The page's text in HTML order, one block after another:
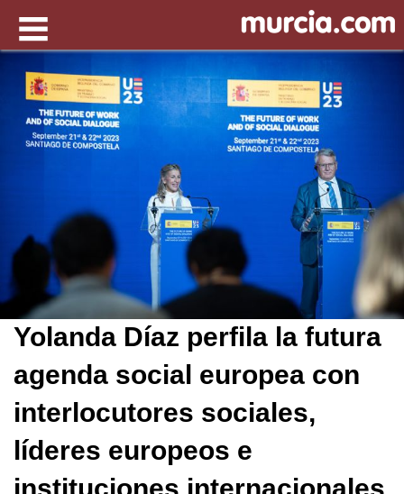
Yolanda Díaz perfila la futura
agenda social europea con
interlocutores sociales,
líderes europeos e
instituciones internacionales